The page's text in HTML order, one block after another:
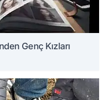
Genç Kızları